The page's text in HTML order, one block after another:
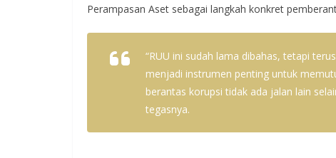
Perampasan Aset sebagai langkah konkret
“RUU ini sudah lama dibahas, tetapi
menjadi instrumen penting untuk
berantas korupsi tidak ada jalan lain
tegasnya.